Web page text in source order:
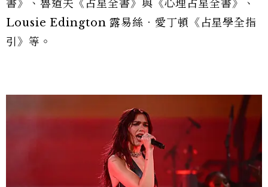
書》、魯道夫《占星全書》與《心理占星全書》、
Lousie Edington 露易絲．愛丁頓《占星學全指
引》等。